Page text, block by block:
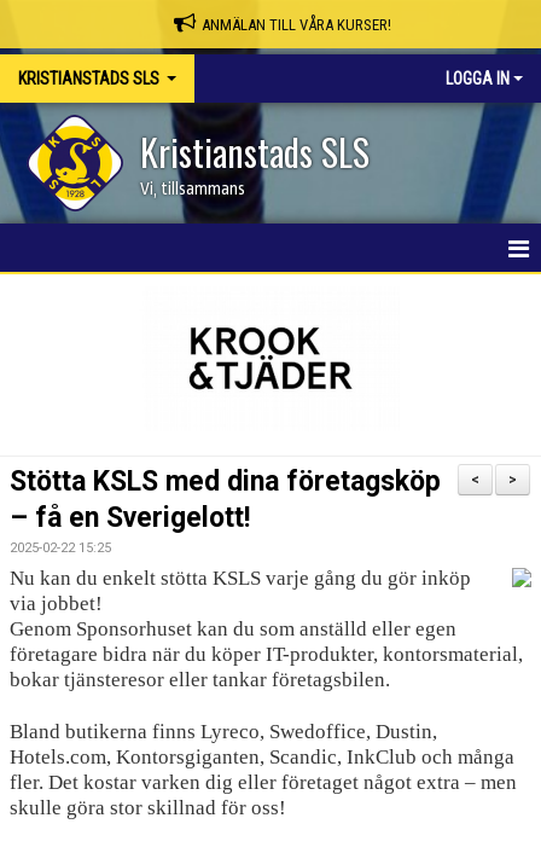
ANMÄLAN TILL VÅRA KURSER!
KRISTIANSTADS SLS LOGGA IN
Kristianstads SLS
Vi, tillsammans
KSLS WEBBSHOP
JOBBA HOS OSS!
FÖRÄLDER
VÅRA TÄVLINGAR
>
<
Stötta KSLS med dina företagsköp
– få en Sverigelott!
2025-02-22 15:25
Nu kan du enkelt stötta KSLS varje gång du gör inköp
via jobbet!
Genom Sponsorhuset kan du som anställd eller egen
företagare bidra när du köper IT-produkter, kontorsmaterial,
bokar tjänsteresor eller tankar företagsbilen.
Bland butikerna finns Lyreco, Swedoffice, Dustin,
Hotels.com, Kontorsgiganten, Scandic, InkClub och många
fler. Det kostar varken dig eller företaget något extra – men
skulle göra stor skillnad för oss!